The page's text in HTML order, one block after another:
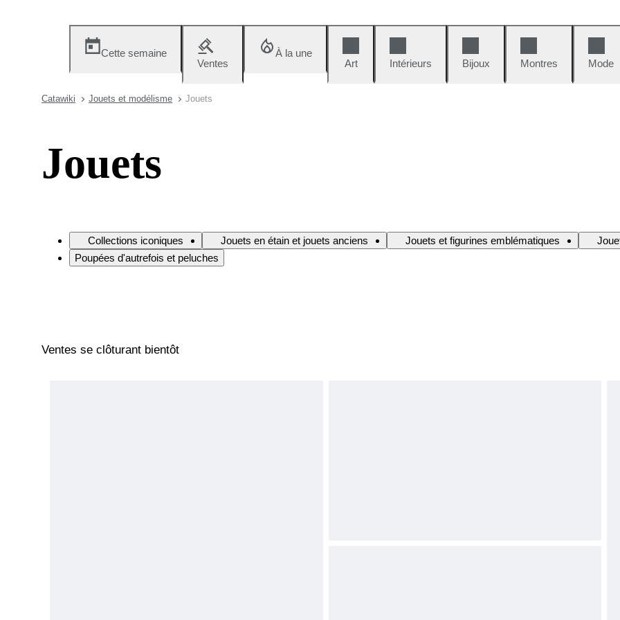
Cette semaine
Ventes
À la une
Art
Intérieurs Bijoux Montres Mode
Catawiki Jouets et modélisme Jouets
Jouets
Collections iconiques Jouets en étain et jouets anciens Jouets et figurines emblématiques
Poupées d'autrefois et peluches
Ventes se clôturant bientôt